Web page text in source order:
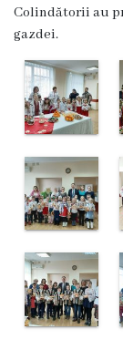
Aparatul
Plăți
Colindătorii au
gazdei.